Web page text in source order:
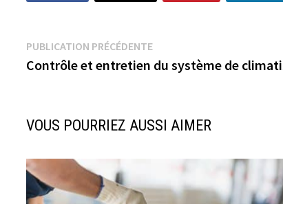
Navigation
de
PUBLICATION PRÉCÉDENTEPublication
précédente :
Contrôle et entretien du système de
VOUS POURRIEZ AUSSI AIMER